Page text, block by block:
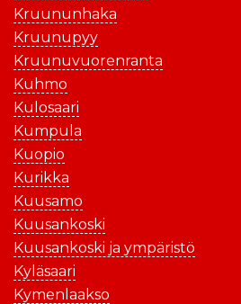
Kruununhaka
Kruunupyy
Kruunuvuorenranta
Kuhmo
Kulosaari
Kumpula
Kuopio
Kurikka
Kuusamo
Kuusankoski
Kuusankoski ja ympäristö
Kyläsaari
Kymenlaakso